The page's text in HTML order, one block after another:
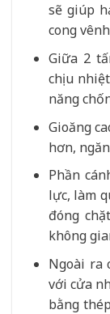
sẽ giúp
cong
Giữa 2
chịu
năng
Gioăng
hơn,
Phần
lực, làm
đóng
không
Ngoài ra
với cửa
bằng